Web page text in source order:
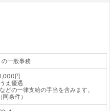
一般事務
円
え優遇
どの一律支給の手当を含みます。
条件）